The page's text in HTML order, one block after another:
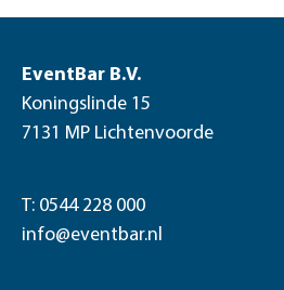
EventBar B.V.
Koningslinde 15
7131 MP Lichtenvoorde
T: 0544 228 000
info@eventbar.nl